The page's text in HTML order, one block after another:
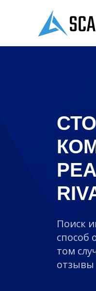
Поиск
способ
том
отзывы